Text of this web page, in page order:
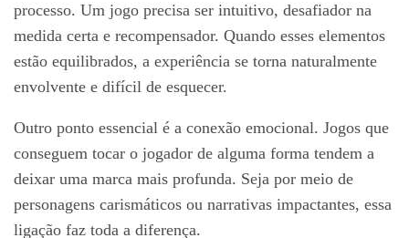
processo. Um jogo precisa ser intuitivo, desafiador na
medida certa e recompensador. Quando esses elementos
estão equilibrados, a experiência se torna naturalmente
envolvente e difícil de esquecer.
Outro ponto essencial é a conexão emocional. Jogos que
conseguem tocar o jogador de alguma forma tendem a
deixar uma marca mais profunda. Seja por meio de
personagens carismáticos ou narrativas impactantes, essa
ligação faz toda a diferença.